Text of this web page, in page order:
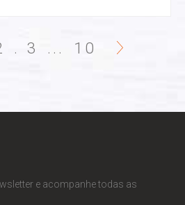
3 ... 10
e acompanhe todas as